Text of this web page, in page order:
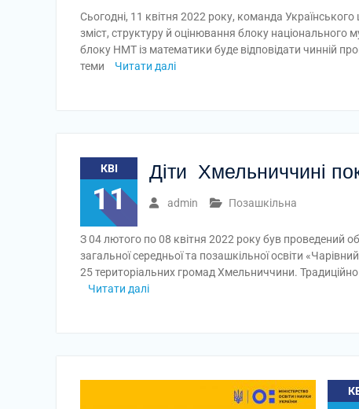
Сьогодні, 11 квітня 2022 року, команда
зміст, структуру й оцінювання блоку
блоку НМТ із математики буде відповідати чинній
теми
Читати далі
КВІ
11
Діти Хмельниччині
admin Позашкільна
З 04 лютого по 08 квітня 2022 року був проведений
загальної середньої та позашкільної освіти
25 територіальних громад Хмельниччини.
Читати далі